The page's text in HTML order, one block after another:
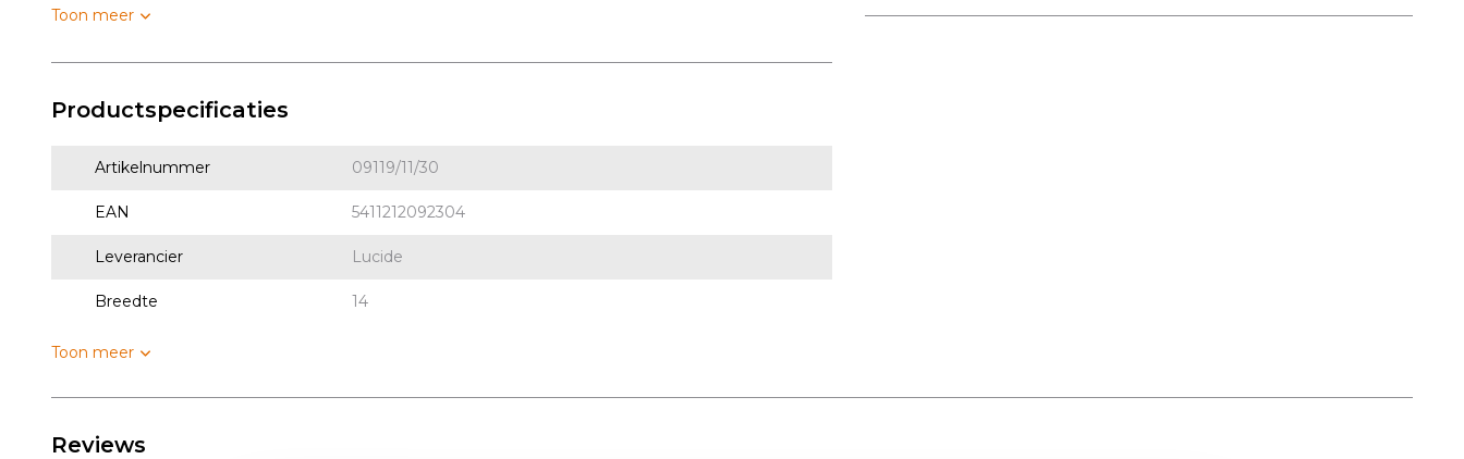
Toon meer
Productspecificaties
Artikelnummer 09119/11/30
EAN 5411212092304
Leverancier Lucide
Breedte 14
Toon meer
Reviews